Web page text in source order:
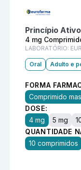
Princípio
4 mg
LABORATÓRIO:
Oral Adulto e
FORMA
Comprimido
DOSE:
4 mg
5 mg
QUANTIDADE
10 comprimidos